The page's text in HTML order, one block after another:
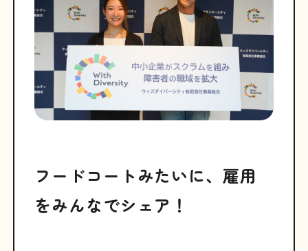
フードコートみたいに、雇用
をみんなでシェア！